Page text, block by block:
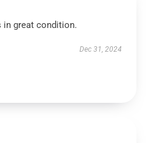
in great condition.
Dec 31, 2024